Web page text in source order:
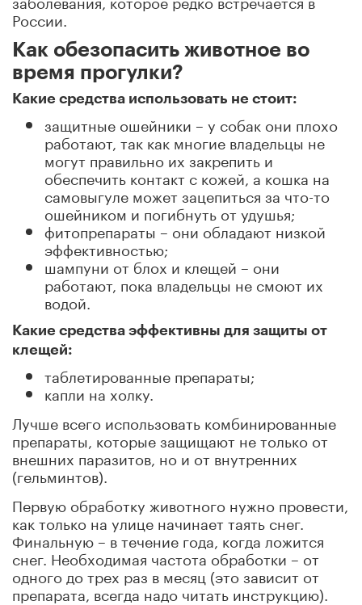
России.
Как обезопасить животное во
время прогулки?
Какие средства использовать не стоит:
защитные ошейники – у собак они плохо
работают, так как многие владельцы не
могут правильно их закрепить и
обеспечить контакт с кожей, а кошка на
самовыгуле может зацепиться за что-то
ошейником и погибнуть от удушья;
фитопрепараты – они обладают низкой
эффективностью;
шампуни от блох и клещей – они
работают, пока владельцы не смоют их
водой.
Какие средства эффективны для защиты от
клещей:
таблетированные препараты;
капли на холку.
Лучше всего использовать комбинированные
препараты, которые защищают не только от
внешних паразитов, но и от внутренних
(гельминтов).
Первую обработку животного нужно провести,
как только на улице начинает таять снег.
Финальную – в течение года, когда ложится
снег. Необходимая частота обработки – от
одного до трех раз в месяц (это зависит от
препарата, всегда надо читать инструкцию).